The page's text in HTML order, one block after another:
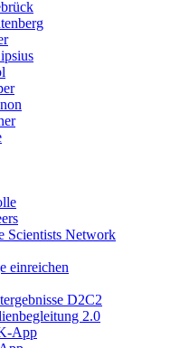
Scientists Network
einreichen
D2C2
2.0
App